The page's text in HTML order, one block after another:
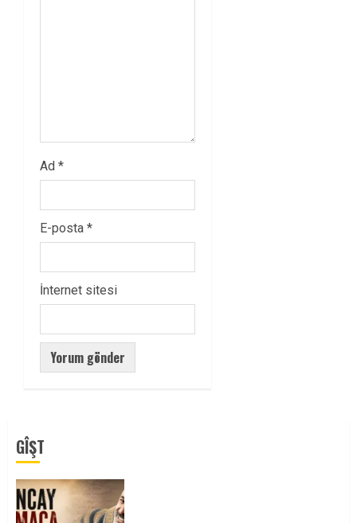
Ad *
E-posta *
İnternet sitesi
GÎŞT